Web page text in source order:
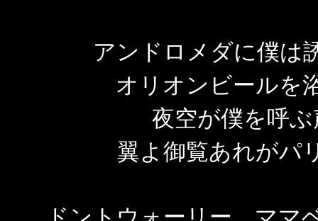
アンドロメダに僕
オリオンビール
夜空が僕を呼
翼よ御覧あれがパ